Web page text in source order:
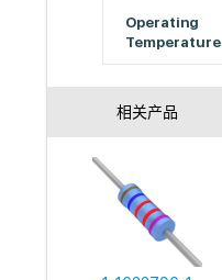
Operating
Temperature
相关产品